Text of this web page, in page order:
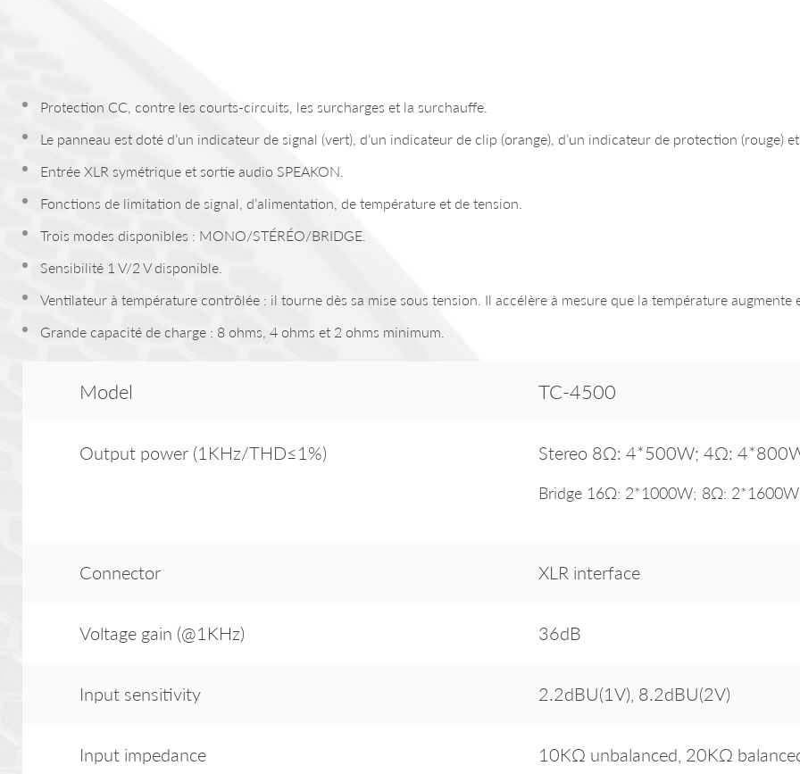
Protection CC, contre les courts-circuits, les surcharges et la surchauffe.
Le panneau est doté d’un indicateur de signal (vert), d’un indicateur de clip (orange), d’un indicateur de protection (rouge)
Entrée XLR symétrique et sortie audio SPEAKON.
Fonctions de limitation de signal, d’alimentation, de température et de tension.
Trois modes disponibles : MONO/STÉRÉO/BRIDGE.
Sensibilité 1 V/2 V disponible.
Ventilateur à température contrôlée : il tourne dès sa mise sous tension. Il accélère à mesure que la température
Grande capacité de charge : 8 ohms, 4 ohms et 2 ohms minimum.
Model TC-4500
Output power (1KHz/THD≤1%) Stereo 8Ω: 4*500W; 4Ω:
Bridge 16Ω: 2*1000W; 8Ω:
Connector XLR interface
Voltage gain (@1KHz) 36dB
Input sensitivity 2.2dBU(1V), 8.2dBU(2V)
Input impedance 10KΩ unbalanced, 20KΩ